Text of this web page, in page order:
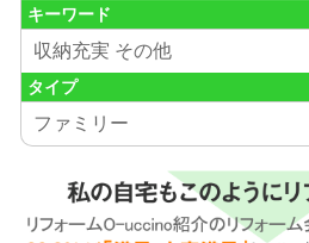
キーワード
収納充実 その他
タイプ
ファミリー